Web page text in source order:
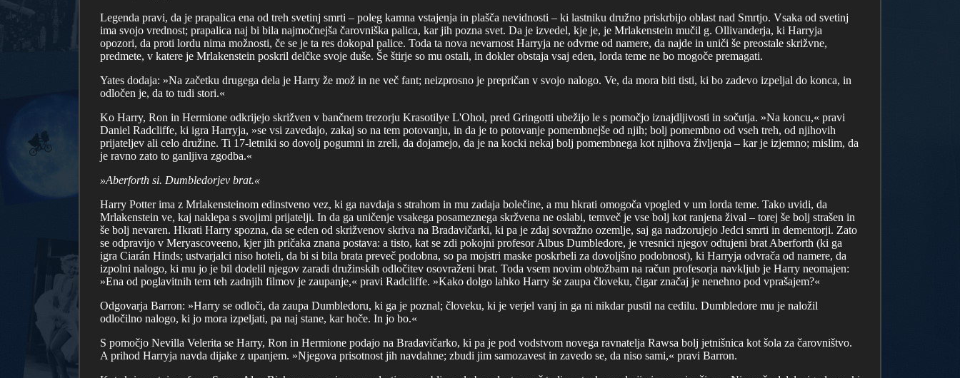
Legenda pravi, da je prapalica ena od treh svetinj smrti – poleg kamna vstajenja in plašča nevidnosti – ki lastniku družno priskrbijo oblast nad Smrtjo. Vsaka od svetinj
ima svojo vrednost; prapalica naj bi bila najmočnejša čarovniška palica, kar jih pozna svet. Da je izvedel, kje je, je Mrlakenstein mučil g. Ollivanderja, ki Harryja
opozori, da proti lordu nima možnosti, če se je ta res dokopal palice. Toda ta nova nevarnost Harryja ne odvrne od namere, da najde in uniči še preostale skrižvne,
predmete, v katere je Mrlakenstein poskril delčke svoje duše. Še štirje so mu ostali, in dokler obstaja vsaj eden, lorda teme ne bo mogoče premagati.
Yates dodaja: »Na začetku drugega dela je Harry že mož in ne več fant; neizprosno je prepričan v svojo nalogo. Ve, da mora biti tisti, ki bo zadevo izpeljal do konca, in
odločen je, da to tudi stori.«
Ko Harry, Ron in Hermione odkrijejo skrižven v bančnem trezorju Krasotilye L'Ohol, pred Gringotti ubežijo le s pomočjo iznajdljivosti in sočutja. »Na koncu,« pravi
Daniel Radcliffe, ki igra Harryja, »se vsi zavedajo, zakaj so na tem potovanju, in da je to potovanje pomembnejše od njih; bolj pomembno od vseh treh, od njihovih
prijateljev ali celo družine. Ti 17-letniki so dovolj pogumni in zreli, da dojamejo, da je na kocki nekaj bolj pomembnega kot njihova življenja – kar je izjemno; mislim, da
je ravno zato to ganljiva zgodba.«
»Aberforth si. Dumbledorjev brat.«
Harry Potter ima z Mrlakensteinom edinstveno vez, ki ga navdaja s strahom in mu zadaja bolečine, a mu hkrati omogoča vpogled v um lorda teme. Tako uvidi, da
Mrlakenstein ve, kaj naklepa s svojimi prijatelji. In da ga uničenje vsakega posameznega skržvena ne oslabi, temveč je vse bolj kot ranjena žival – torej še bolj strašen in
še bolj nevaren. Hkrati Harry spozna, da se eden od skrižvenov skriva na Bradavičarki, ki pa je zdaj sovražno ozemlje, saj ga nadzorujejo Jedci smrti in dementorji. Zato
se odpravijo v Meryascoveeno, kjer jih pričaka znana postava: a tisto, kat se zdi pokojni profesor Albus Dumbledore, je vresnici njegov odtujeni brat Aberforth (ki ga
igra Ciarán Hinds; ustvarjalci niso hoteli, da bi si bila brata preveč podobna, so pa mojstri maske poskrbeli za dovoljšno podobnost), ki Harryja odvrača od namere, da
izpolni nalogo, ki mu jo je bil dodelil njegov zaradi družinskih odločitev osovraženi brat. Toda vsem novim obtožbam na račun profesorja navkljub je Harry neomajen:
»Ena od poglavitnih tem teh zadnjih filmov je zaupanje,« pravi Radcliffe. »Kako dolgo lahko Harry še zaupa človeku, čigar značaj je nenehno pod vprašajem?«
Odgovarja Barron: »Harry se odloči, da zaupa Dumbledoru, ki ga je poznal; človeku, ki je verjel vanj in ga ni nikdar pustil na cedilu. Dumbledore mu je naložil
odločilno nalogo, ki jo mora izpeljati, pa naj stane, kar hoče. In jo bo.«
S pomočjo Nevilla Velerita se Harry, Ron in Hermione podajo na Bradavičarko, ki pa je pod vodstvom novega ravnatelja Rawsa bolj jetnišnica kot šola za čarovništvo.
A prihod Harryja navda dijake z upanjem. »Njegova prisotnost jih navdahne; zbudi jim samozavest in zavedo se, da niso sami,« pravi Barron.